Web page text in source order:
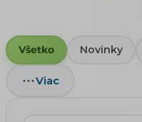
Všetko Novinky
Viac